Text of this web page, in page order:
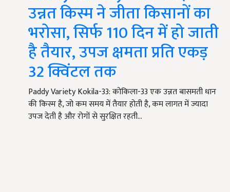
उन्नत किस्म ने जीता किसानों का
भरोसा, सिर्फ 110 दिन में हो जाती
है तैयार, उपज क्षमता प्रति एकड़
32 क्विंटल तक
Paddy Variety Kokila-33: कोकिला-33 एक उन्नत बासमती धान
की किस्म है, जो कम समय में तैयार होती है, कम लागत में ज्यादा
उपज देती है और रोगों से सुरक्षित रहती…